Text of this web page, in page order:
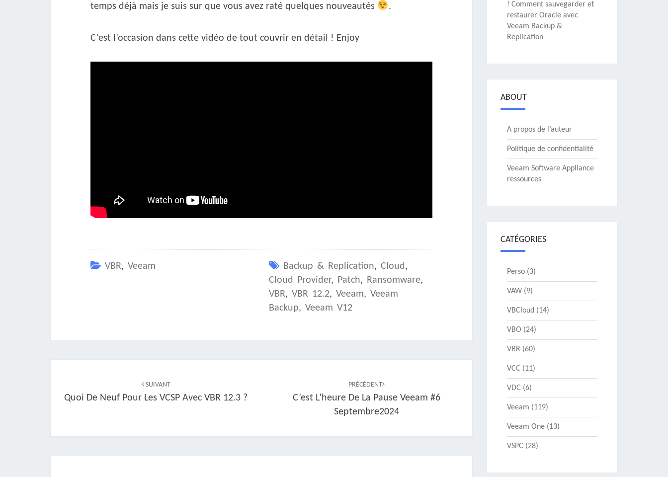
temps déjà mais je suis sur que vous avez raté quelques nouveautés
.
C’est l’occasion dans cette vidéo de tout couvrir en détail ! Enjoy
VBR, Veeam Backup & Replication, Cloud,
Cloud Provider, Patch, Ransomware,
VBR, VBR 12.2, Veeam, Veeam
Backup, Veeam V12
SUIVANT
Quoi De Neuf Pour Les VCSP Avec VBR 12.3 ?
PRÉCÉDENT
C’est L’heure De La Pause Veeam #6
Septembre2024
! Comment sauvegarder et
restaurer Oracle avec
Veeam Backup &
Replication
ABOUT
A propos de l’auteur
Politique de confidentialité
Veeam Software Appliance
ressources
CATÉGORIES
Perso(3)
VAW(9)
VBCloud (14)
VBO (24)
VBR(60)
VCC (11)
VDC (6)
Veeam (119)
Veeam One(13)
VSPC (28)